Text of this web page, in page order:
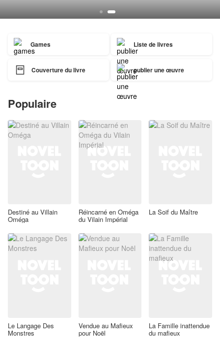
Games Liste de livres
 Couverture du livre publier une œuvre
Populaire
Destiné au Villain
Oméga
Réincarné en Oméga
du Vilain Impérial
La Soif du Maître
Le Langage Des
Monstres
Vendue au Mafieux
pour Noël
La Famille inattendue
du mafieux